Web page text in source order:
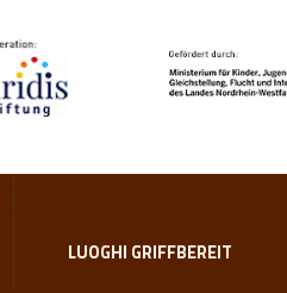
LUOGHI GRIFFBEREIT